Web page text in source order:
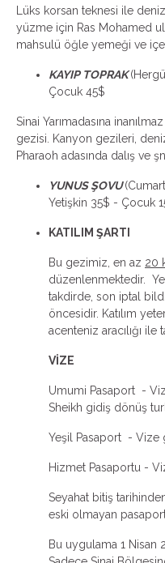
Lüks korsan teknesi ile
yüzme için Ras Mohamed
mahsulü öğle yemeği ve
KAYIP TOPRAK
Çocuk 45$
Sinai Yarımadasına
gezisi. Kanyon gezileri,
Pharaoh adasında dalış ve
YUNUS ŞOVU
Yetişkin 35$ - Çocuk
KATILIM ŞARTI
Bu gezimiz, en az 20
düzenlenmektedir.
takdirde, son iptal
öncesidir. Katılım
acenteniz aracılığı ile
VİZE
Umumi Pasaport -
Sheikh gidiş
Yeşil Pasaport - Vize
Hizmet Pasaportu -
Seyahat bitiş
eski olmayan
Bu uygulama 1 Nisan